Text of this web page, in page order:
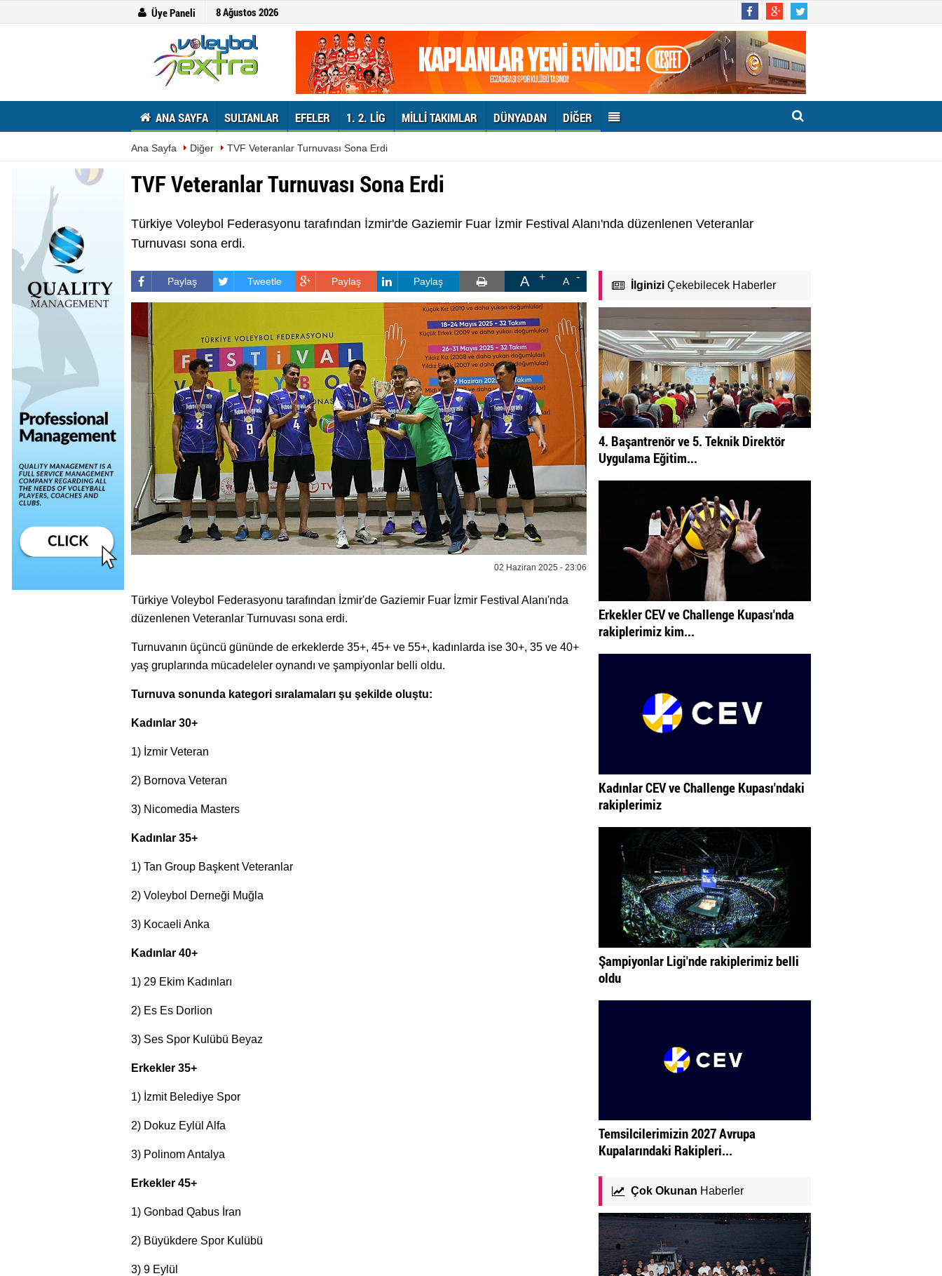
Üye Paneli 8 Ağustos 2026
ANA SAYFA SULTANLAR EFELER 1. 2. LIG MILLI TAKIMLAR DÜNYADAN DIĞER
Ana Sayfa Diğer TVF Veteranlar Turnuvası Sona Erdi
TVF Veteranlar Turnuvası Sona Erdi
Türkiye Voleybol Federasyonu tarafından İzmir'de Gaziemir Fuar İzmir Festival Alanı'nda düzenlenen Veteranlar
Turnuvası sona erdi.
Paylaş Tweetle Paylaş Paylaş A A
02 Haziran 2025 - 23:06
Türkiye Voleybol Federasyonu tarafından İzmir'de Gaziemir Fuar İzmir Festival Alanı'nda
düzenlenen Veteranlar Turnuvası sona erdi.
Turnuvanın üçüncü gününde de erkeklerde 35+, 45+ ve 55+, kadınlarda ise 30+, 35 ve 40+
yaş gruplarında mücadeleler oynandı ve şampiyonlar belli oldu.
Turnuva sonunda kategori sıralamaları şu şekilde oluştu:
Kadınlar 30+
1) İzmir Veteran
2) Bornova Veteran
3) Nicomedia Masters
Kadınlar 35+
1) Tan Group Başkent Veteranlar
2) Voleybol Derneği Muğla
3) Kocaeli Anka
Kadınlar 40+
1) 29 Ekim Kadınları
2) Es Es Dorlion
3) Ses Spor Kulübü Beyaz
Erkekler 35+
1) İzmit Belediye Spor
2) Dokuz Eylül Alfa
3) Polinom Antalya
Erkekler 45+
1) Gonbad Qabus İran
2) Büyükdere Spor Kulübü
3) 9 Eylül
İlginiziÇekebilecek Haberler
4. Başantrenör ve 5. Teknik Direktör
Uygulama Eğitim...
Erkekler CEV ve Challenge Kupası'nda
rakiplerimiz kim...
Kadınlar CEV ve Challenge Kupası'ndaki
rakiplerimiz
Şampiyonlar Ligi'nde rakiplerimiz belli
oldu
Temsilcilerimizin 2027 Avrupa
Kupalarındaki Rakipleri...
Çok Okunan Haberler